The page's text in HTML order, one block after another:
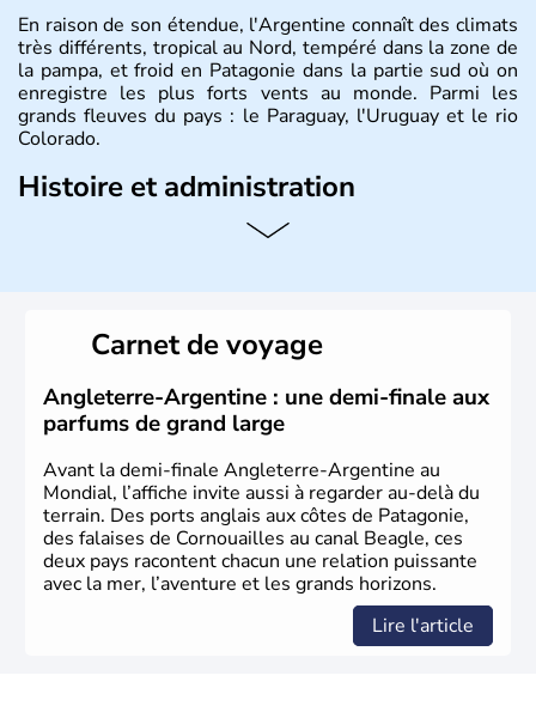
En raison de son étendue, l'Argentine connaît des climats
très différents, tropical au Nord, tempéré dans la zone de
la pampa, et froid en Patagonie dans la partie sud où on
enregistre les plus forts vents au monde. Parmi les
grands fleuves du pays : le Paraguay, l'Uruguay et le rio
Colorado.
Histoire et administration
L'Argentine est un pays d'Amérique du Sud, partageant
argent ». La capitale a pour nom Buenos Aires. Le pays
est indépendant depuis 1816 et le peso est la monnaie
qu'utilisent les 40 millions d'habitants qui peuplent le
pays, les Argentins.
Carnet de voyage
Angleterre-Argentine : une demi-finale aux
parfums de grand large
Avant la demi-finale Angleterre-Argentine au
Mondial, l’affiche invite aussi à regarder au-delà du
terrain. Des ports anglais aux côtes de Patagonie,
des falaises de Cornouailles au canal Beagle, ces
deux pays racontent chacun une relation puissante
avec la mer, l’aventure et les grands horizons.
Lire l'article